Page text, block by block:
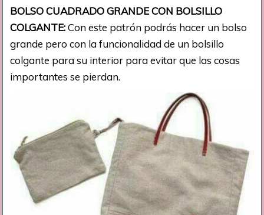
BOLSO CUADRADO GRANDE CON BOLSILLO
COLGANTE:Con este patrón podrás hacer un bolso
grande pero con la funcionalidad de un bolsillo
colgante para su interior para evitar que las cosas
importantes se pierdan.